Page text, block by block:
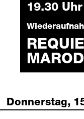
19.30 Uhr
Donnerstag,